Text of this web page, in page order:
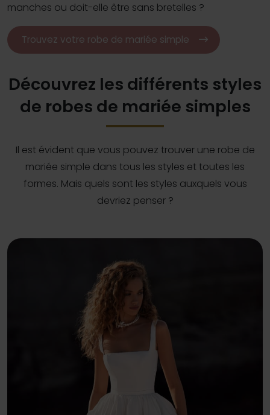
manches ou doit-elle être sans bretelles ?
Trouvez votre robe de mariée simple
Découvrez les différents styles
de robes de mariée simples
Il est évident que vous pouvez trouver une robe de
mariée simple dans tous les styles et toutes les
formes. Mais quels sont les styles auxquels vous
devriez penser ?